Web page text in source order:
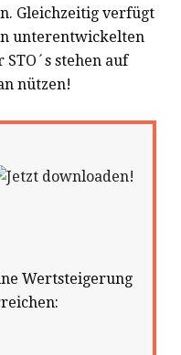
Gleichzeitig verfügt
unterentwickelten
stehen auf
nützen!
Wertsteigerung